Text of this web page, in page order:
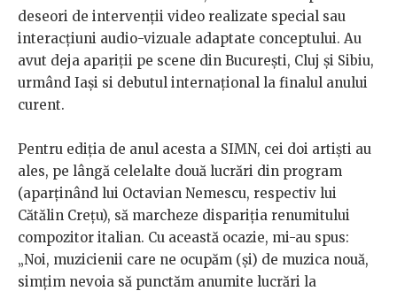
deseori de intervenții video realizate special sau
interacțiuni audio-vizuale adaptate conceptului. Au
avut deja apariţii pe scene din Bucureşti, Cluj şi Sibiu,
urmând Iaşi si debutul internaţional la finalul anului
curent.
Pentru ediţia de anul acesta a SIMN, cei doi artişti au
ales, pe lângă celelalte două lucrări din program
(aparţinând lui Octavian Nemescu, respectiv lui
Cătălin Creţu), să marcheze dispariţia renumitului
compozitor italian. Cu această ocazie, mi-au spus:
„Noi, muzicienii care ne ocupăm (și) de muzica nouă,
simțim nevoia să punctăm anumite lucrări la